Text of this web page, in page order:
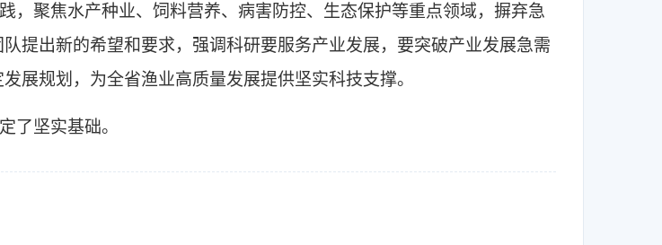
，聚焦水产种业、饲料营养、病害防控、生态保护等重点领域，摒弃急
提出新的希望和要求，强调科研要服务产业发展，要突破产业发展急需
展规划，为全省渔业高质量发展提供坚实科技支撑。
了坚实基础。